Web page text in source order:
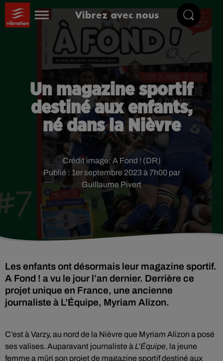
Vibrez avec nous
Un magazine sportif
destiné aux enfants,
né dans la Nièvre
Publié : 1er septembre 2023 à 7h00 par
Guillaume Pivert
Crédit image: A Fond ! (DR)
Les enfants ont désormais leur magazine sportif.
A Fond ! a vu le jour l’an dernier. Derrière ce
projet unique en France, une ancienne
journaliste à L’Équipe, Myriam Alizon.
C’est à Varzy, au nord de la Nièvre que Myriam Alizon a posé
ses valises. Auparavant journaliste à L’Équipe, la jeune
femme a mûri son projet de magazine sportif destiné aux